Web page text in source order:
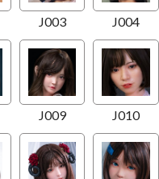
J003 J004
J009 J010